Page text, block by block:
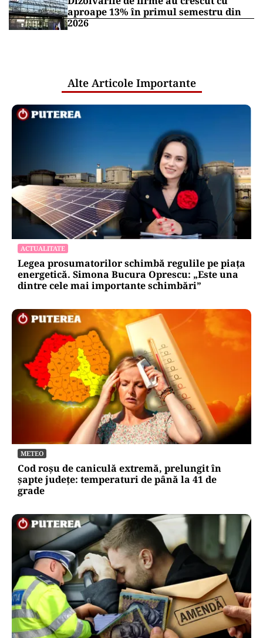
aproape 13% în primul semestru din
2026
Alte Articole Importante
ACTUALITATE
Legea prosumatorilor schimbă regulile pe piața
energetică. Simona Bucura Oprescu: „Este una
dintre cele mai importante schimbări”
METEO
Cod roșu de caniculă extremă, prelungit în
șapte județe: temperaturi de până la 41 de
grade